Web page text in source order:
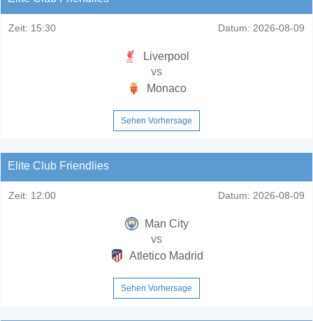
Zeit: 15:30 Datum: 2026-08-09
Liverpool
vs
Monaco
Sehen Vorhersage
Elite Club Friendlies
Zeit: 12:00 Datum: 2026-08-09
Man City
vs
Atletico Madrid
Sehen Vorhersage